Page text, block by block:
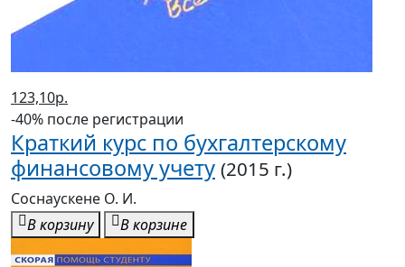
123,10р.
-40% после регистрации
Краткий курс по бухгалтерскому
финансовому учету (2015 г.)
Соснаускене О. И.
В корзину
В корзине